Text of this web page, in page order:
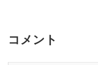
コメント